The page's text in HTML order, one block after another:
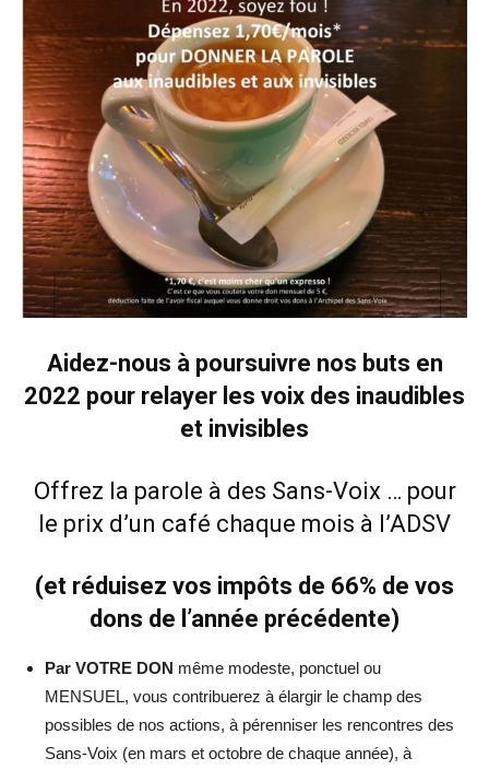
Aidez-nous à poursuivre nos buts en
2022 pour relayer les voix des inaudibles
et invisibles
Offrez la parole à des Sans-Voix … pour
le prix d’un café chaque mois à l’ADSV
(et réduisez vos impôts de 66% de vos
dons de l’année précédente)
Par VOTRE DON même modeste, ponctuel ou
MENSUEL, vous contribuerez à élargir le champ des
possibles de nos actions, à pérenniser les rencontres des
Sans-Voix (en mars et octobre de chaque année), à